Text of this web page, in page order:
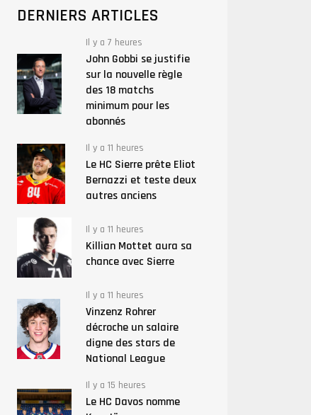
DERNIERS ARTICLES
Il y a 7 heures
John Gobbi se justifie
sur la nouvelle règle
des 18 matchs
minimum pour les
abonnés
Il y a 11 heures
Le HC Sierre prête Eliot
Bernazzi et teste deux
autres anciens
Il y a 11 heures
Killian Mottet aura sa
chance avec Sierre
Il y a 11 heures
Vinzenz Rohrer
décroche un salaire
digne des stars de
National League
Il y a 15 heures
Le HC Davos nomme